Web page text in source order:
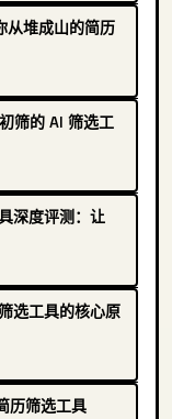
堆成山的简历
筛的 AI 筛选工
深度评测：让
选工具的核心原
历筛选工具